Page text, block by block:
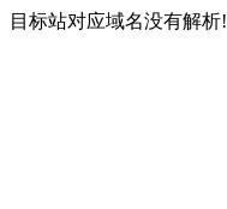
目标站对应域名没有解析!